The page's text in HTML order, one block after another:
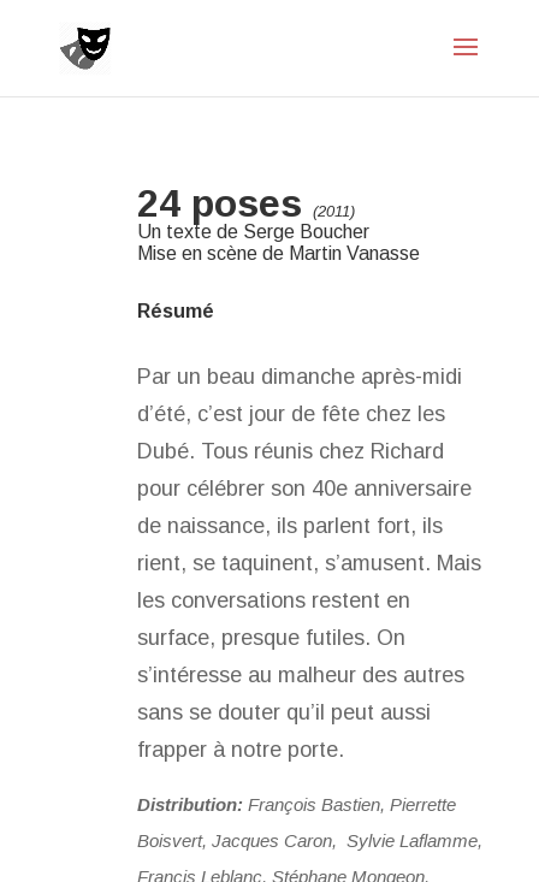
24 poses (2011)
Un texte de Serge Boucher
Mise en scène de Martin Vanasse
Résumé
Par un beau dimanche après-midi
d’été, c’est jour de fête chez les
Dubé. Tous réunis chez Richard
pour célébrer son 40e anniversaire
de naissance, ils parlent fort, ils
rient, se taquinent, s’amusent. Mais
les conversations restent en
surface, presque futiles. On
s’intéresse au malheur des autres
sans se douter qu’il peut aussi
frapper à notre porte.
Distribution: François Bastien, Pierrette
Boisvert, Jacques Caron, Sylvie Laflamme,
Francis Leblanc, Stéphane Mongeon,